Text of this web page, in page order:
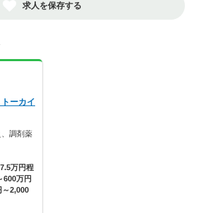
求人を保存する
ーカイ
調剤薬
万円程
600万円
～2,000